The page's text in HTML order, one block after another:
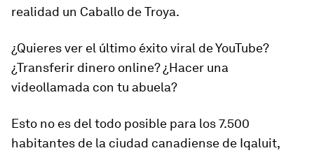
realidad un Caballo de Troya.
¿Quieres ver el último éxito viral de YouTube?
¿Transferir dinero online? ¿Hacer una
videollamada con tu abuela?
Esto no es del todo posible para los 7.500
habitantes de la ciudad canadiense de Iqaluit,